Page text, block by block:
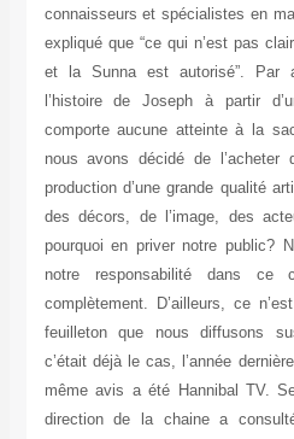
connaisseurs et spécialistes en
expliqué que “ce qui n’est pas
et la Sunna est autorisé”. Par
l’histoire de Joseph à partir
comporte aucune atteinte à la
nous avons décidé de l’acheter
production d’une grande qualité
des décors, de l’image, des
pourquoi en priver notre public?
notre responsabilité dans ce
complètement. D’ailleurs, ce
feuilleton que nous diffusons
c’était déjà le cas, l’année
même avis a été Hannibal TV.
direction de la chaine a